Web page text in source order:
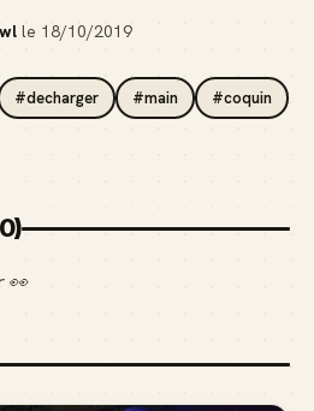
le 18/10/2019
#decharger #main #coquin
👀